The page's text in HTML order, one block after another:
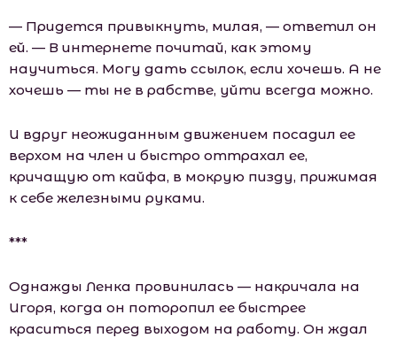
— Придется привыкнуть, милая, — ответил он
ей. — В интернете почитай, как этому
научиться. Могу дать ссылок, если хочешь. А не
хочешь — ты не в рабстве, уйти всегда можно.
И вдруг неожиданным движением посадил ее
верхом на член и быстро оттрахал ее,
кричащую от кайфа, в мокрую пизду, прижимая
к себе железными руками.
***
Однажды Ленка провинилась — накричала на
Игоря, когда он поторопил ее быстрее
краситься перед выходом на работу. Он ждал